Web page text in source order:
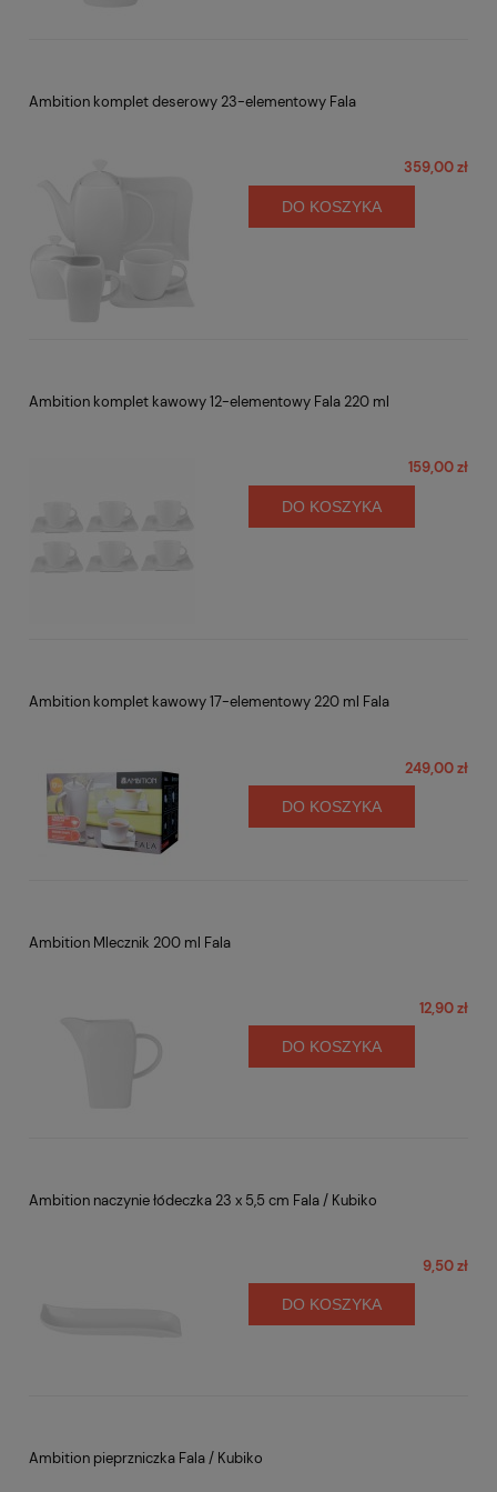
Ambition komplet deserowy 23-elementowy Fala
359,00 zł
DO KOSZYKA
Ambition komplet kawowy 12-elementowy Fala 220 ml
159,00 zł
DO KOSZYKA
Ambition komplet kawowy 17-elementowy 220 ml Fala
249,00 zł
DO KOSZYKA
Ambition Mlecznik 200 ml Fala
12,90 zł
DO KOSZYKA
Ambition naczynie łódeczka 23 x 5,5 cm Fala / Kubiko
9,50 zł
DO KOSZYKA
Ambition pieprzniczka Fala / Kubiko